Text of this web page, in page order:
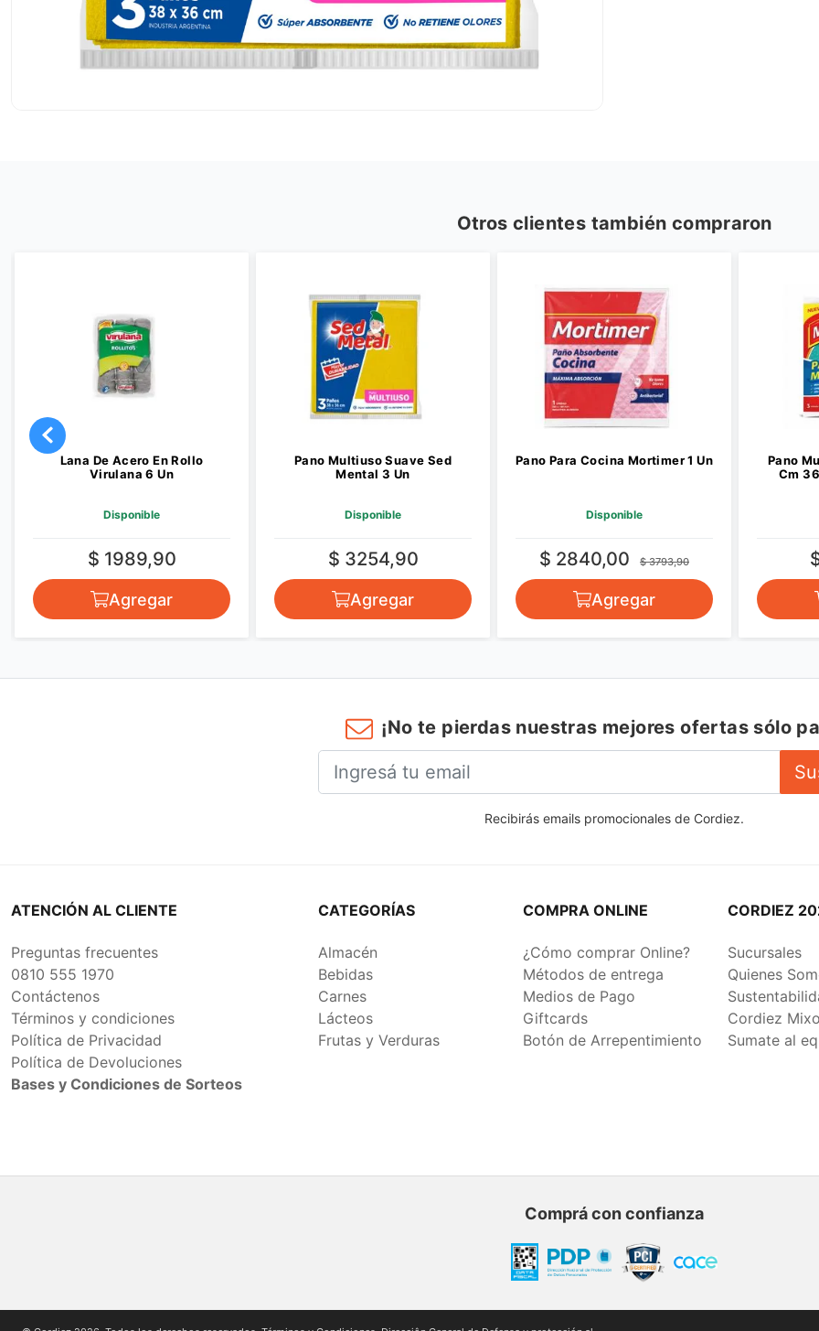
Otros clientes también compraron
Lana De Acero En Rollo
Virulana 6 Un
Disponible
$ 1989,90
Agregar
Pano Multiuso Suave Sed
Mental 3 Un
Disponible
$ 3254,90
Agregar
Pano Para Cocina Mortimer 1 Un
Disponible
$ 2840,00 $ 3793,90
Agregar
Pano
Cm
¡No te pierdas nuestras mejores ofertas sólo
Recibirás emails promocionales de Cordiez.
ATENCIÓN AL CLIENTE
Preguntas frecuentes
0810 555 1970
Contáctenos
Términos y condiciones
Política de Privacidad
Política de Devoluciones
Bases y Condiciones de Sorteos
CATEGORÍAS
Almacén
Bebidas
Carnes
Lácteos
Frutas y Verduras
COMPRA ONLINE
¿Cómo comprar Online?
Métodos de entrega
Medios de Pago
Giftcards
Botón de Arrepentimiento
CORDIEZ
Sucursales
Quienes
Cordiez
Sumate al
Comprá con confianza